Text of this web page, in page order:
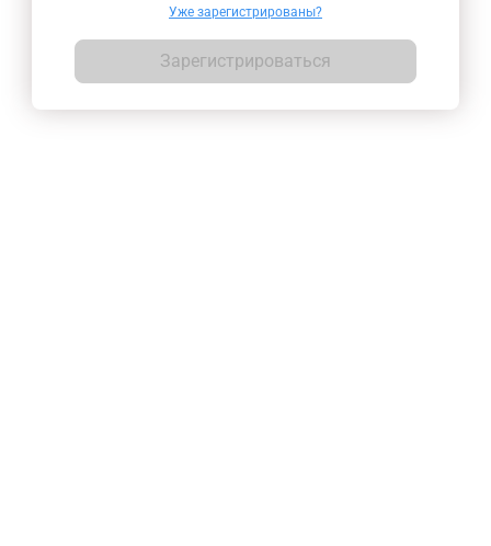
Уже зарегистрированы?
Зарегистрироваться